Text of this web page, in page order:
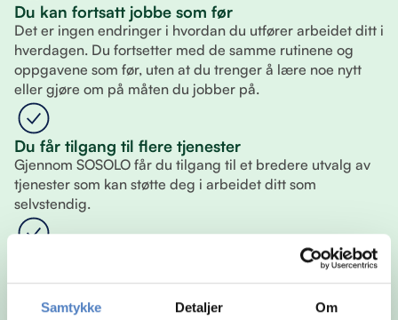
Samtykke Detaljer Om
Du kan fortsatt jobbe som før
Det er ingen endringer i hvordan du utfører arbeidet ditt i
hverdagen. Du fortsetter med de samme rutinene og
oppgavene som før, uten at du trenger å lære noe nytt
eller gjøre om på måten du jobber på.
Du får tilgang til flere tjenester
Gjennom SOSOLO får du tilgang til et bredere utvalg av
tjenester som kan støtte deg i arbeidet ditt som
selvstendig.
Du står fritt til å sette sammen din egen løsning. Det betyr
at du kun bruker tjenestene som er relevante for deg, og